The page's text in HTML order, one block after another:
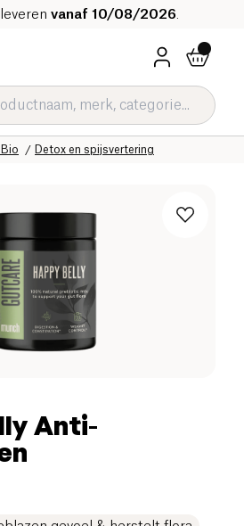
vanaf 10/08/2026
Detox en spijsvertering
Welzijn & Gezondheid
Anti-